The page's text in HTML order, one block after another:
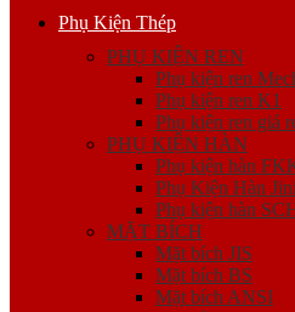
Phụ Kiện Thép
PHỤ KIỆN REN
Phụ kiện ren
Phụ kiện ren K1
Phụ kiện ren giá
PHỤ KIỆN HÀN
Phụ kiện hàn
Phụ Kiện Hàn
Phụ kiện hàn
MẶT BÍCH
Mặt bích JIS
Mặt bích BS
Mặt bích ANSI